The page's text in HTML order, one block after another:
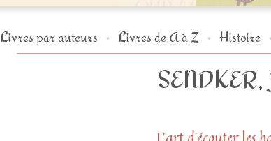
Livres par auteurs Livres de A à Z Histoire
SENDKER,